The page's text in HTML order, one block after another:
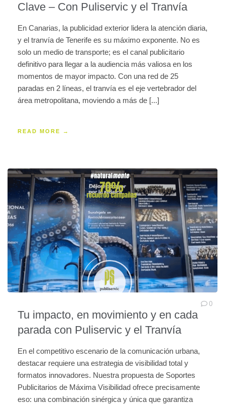
Clave – Con Puliservic y el Tranvía
En Canarias, la publicidad exterior lidera la atención diaria,
y el tranvía de Tenerife es su máximo exponente. No es
solo un medio de transporte; es el canal publicitario
definitivo para llegar a la audiencia más valiosa en los
momentos de mayor impacto. Con una red de 25
paradas en 2 líneas, el tranvía es el eje vertebrador del
área metropolitana, moviendo a más de [...]
READ MORE →
Tu impacto, en movimiento y en cada
parada con Puliservic y el Tranvía
0
En el competitivo escenario de la comunicación urbana,
destacar requiere una estrategia de visibilidad total y
formatos innovadores. Nuestra propuesta de Soportes
Publicitarios de Máxima Visibilidad ofrece precisamente
eso: una combinación sinérgica y única que garantiza